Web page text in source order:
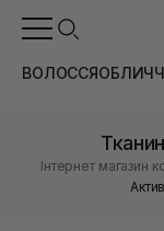
ВОЛОССЯ
Інтернет магазин